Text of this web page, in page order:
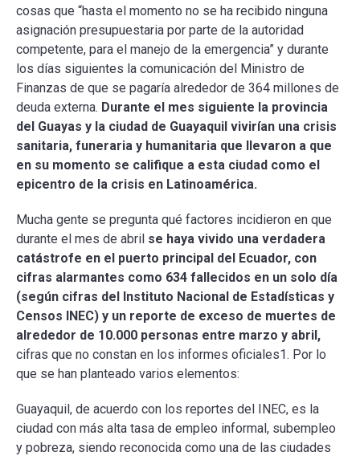
cosas que “hasta el momento no se ha recibido ninguna
asignación presupuestaria por parte de la autoridad
competente, para el manejo de la emergencia” y durante
los días siguientes la comunicación del Ministro de
Finanzas de que se pagaría alrededor de 364 millones de
deuda externa. Durante el mes siguiente la provincia
del Guayas y la ciudad de Guayaquil vivirían una crisis
sanitaria, funeraria y humanitaria que llevaron a que
en su momento se califique a esta ciudad como el
epicentro de la crisis en Latinoamérica.
Mucha gente se pregunta qué factores incidieron en que
durante el mes de abril se haya vivido una verdadera
catástrofe en el puerto principal del Ecuador, con
cifras alarmantes como 634 fallecidos en un solo día
(según cifras del Instituto Nacional de Estadísticas y
Censos INEC) y un reporte de exceso de muertes de
alrededor de 10.000 personas entre marzo y abril,
cifras que no constan en los informes oficiales1. Por lo
que se han planteado varios elementos:
Guayaquil, de acuerdo con los reportes del INEC, es la
ciudad con más alta tasa de empleo informal, subempleo
y pobreza, siendo reconocida como una de las ciudades